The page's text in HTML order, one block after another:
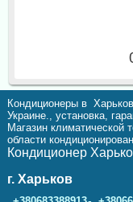
Кондиционеры в
Украине., установка,
Магазин
области
Кондиционер
г. Харьков
,